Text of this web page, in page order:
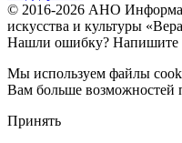
© 2016-2026 АНО
искусства и культуры
Нашли ошибку? Напишите
Мы используем файлы
Вам больше возможностей
Принять